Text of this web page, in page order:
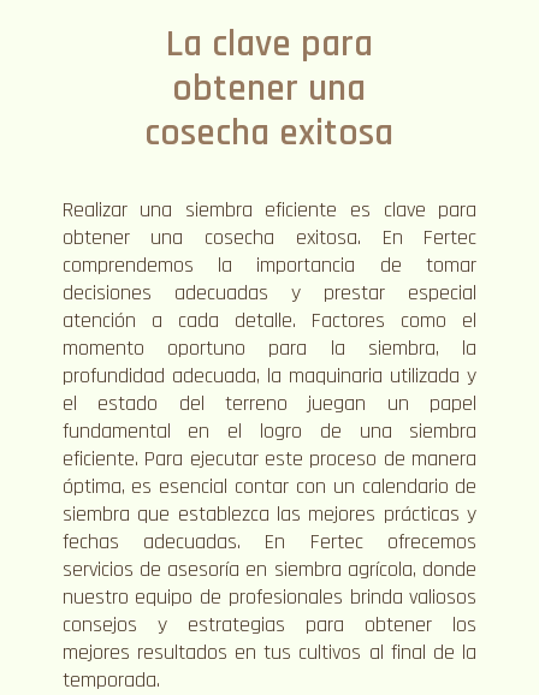
La clave para
obtener una
cosecha exitosa
Realizar una siembra eficiente es clave para
obtener una cosecha exitosa. En Fertec
comprendemos la importancia de tomar
decisiones adecuadas y prestar especial
atención a cada detalle. Factores como el
momento oportuno para la siembra, la
profundidad adecuada, la maquinaria utilizada y
el estado del terreno juegan un papel
fundamental en el logro de una siembra
eficiente. Para ejecutar este proceso de manera
óptima, es esencial contar con un calendario de
siembra que establezca las mejores prácticas y
fechas adecuadas. En Fertec ofrecemos
servicios de asesoría en siembra agrícola, donde
nuestro equipo de profesionales brinda valiosos
consejos y estrategias para obtener los
mejores resultados en tus cultivos al final de la
temporada.